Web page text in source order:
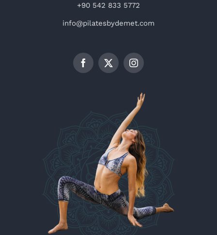
+90 542 833 5772
info@pilatesbydemet.com